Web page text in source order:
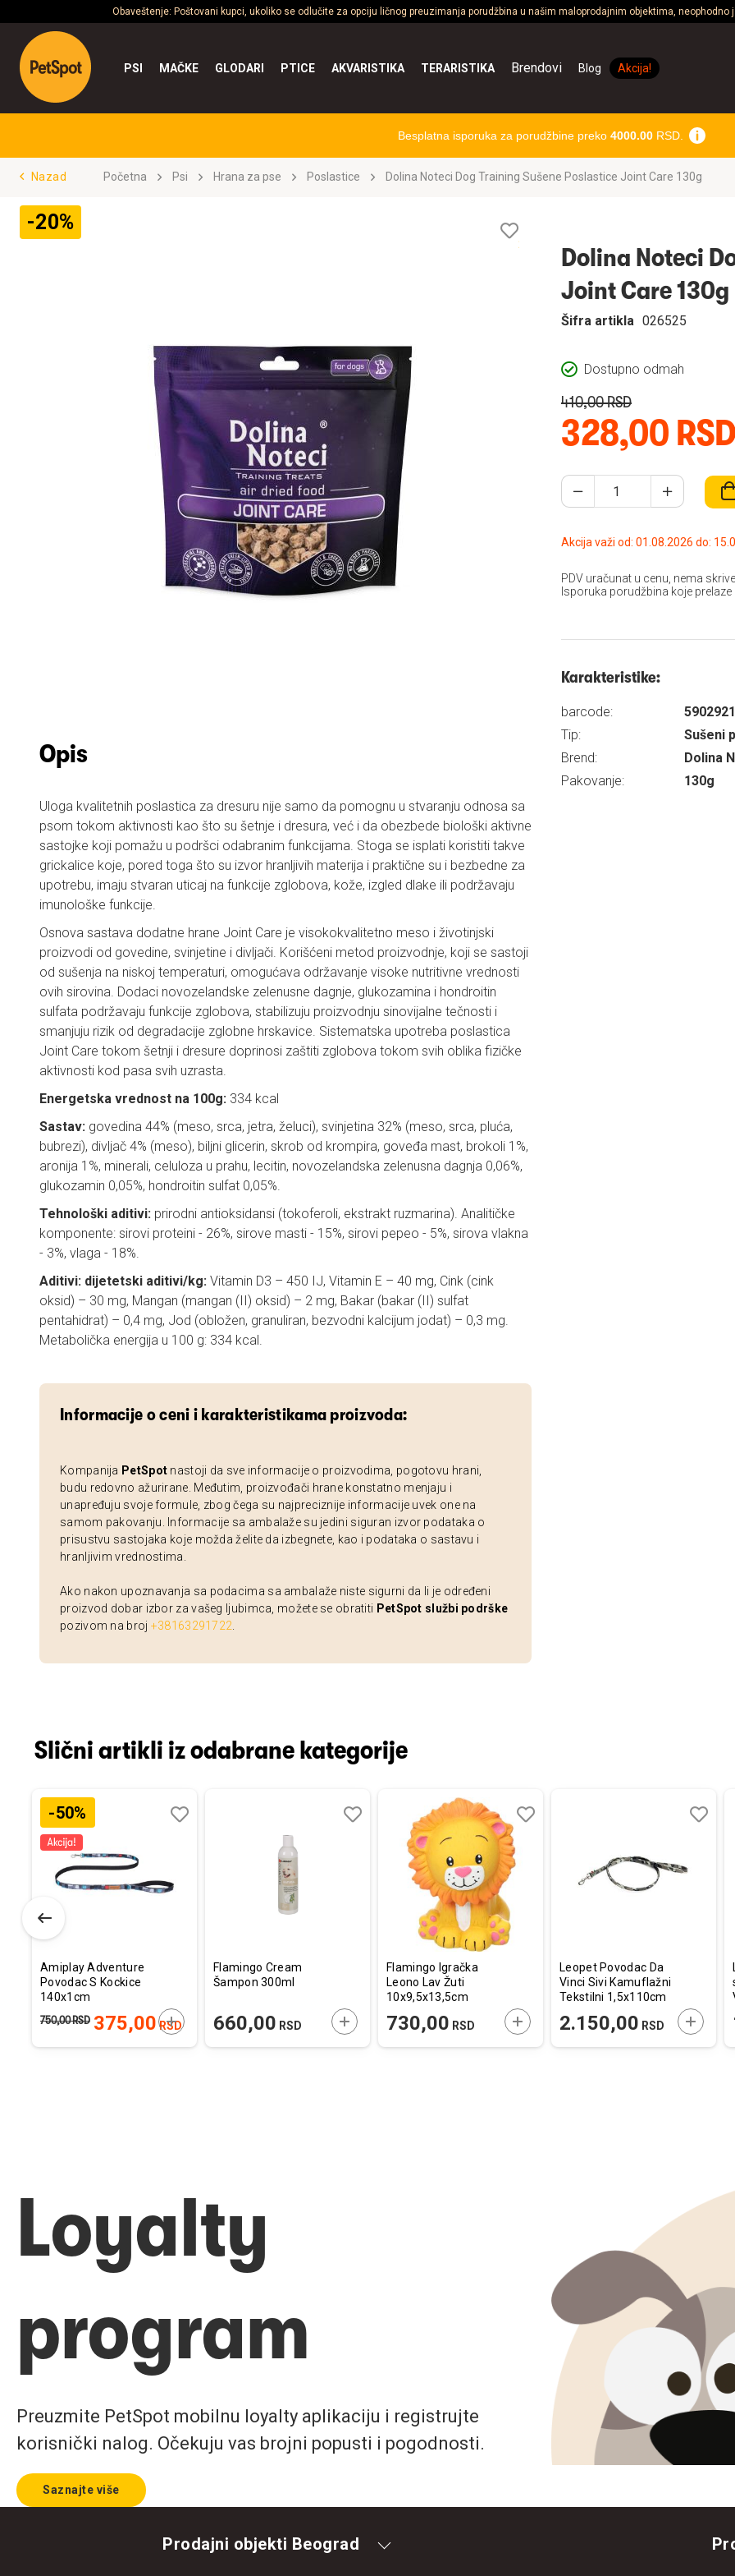
Obaveštenje: Poštovani kupci, ukoliko se odlučite za opciju ličnog preuzimanja porudžbina u našim maloprodajnim objektima,
PSI MAČKE GLODARI PTICE AKVARISTIKA TERARISTIKA Brendovi Blog Akcija!
Besplatna isporuka za porudžbine preko 4000.00RSD.
Nazad Početna Psi Hrana za pse Poslastice Dolina Noteci Dog Training Sušene Poslastice Joint Care 130g
-20%
Opis
Uloga kvalitetnih poslastica za dresuru nije samo da pomognu u stvaranju odnosa sa
psom tokom aktivnosti kao što su šetnje i dresura, već i da obezbede biološki aktivne
sastojke koji pomažu u podršci odabranim funkcijama. Stoga se isplati koristiti takve
grickalice koje, pored toga što su izvor hranljivih materija i praktične su i bezbedne za
upotrebu, imaju stvaran uticaj na funkcije zglobova, kože, izgled dlake ili podržavaju
imunološke funkcije.
Osnova sastava dodatne hrane Joint Care je visokokvalitetno meso i životinjski
proizvodi od govedine, svinjetine i divljači. Korišćeni metod proizvodnje, koji se sastoji
od sušenja na niskoj temperaturi, omogućava održavanje visoke nutritivne vrednosti
ovih sirovina. Dodaci novozelandske zelenusne dagnje, glukozamina i hondroitin
sulfata podržavaju funkcije zglobova, stabilizuju proizvodnju sinovijalne tečnosti i
smanjuju rizik od degradacije zglobne hrskavice. Sistematska upotreba poslastica
Joint Care tokom šetnji i dresure doprinosi zaštiti zglobova tokom svih oblika fizičke
aktivnosti kod pasa svih uzrasta.
Energetska vrednost na 100g: 334 kcal
Sastav: govedina 44% (meso, srca, jetra, želuci), svinjetina 32% (meso, srca, pluća,
bubrezi), divljač 4% (meso), biljni glicerin, skrob od krompira, goveđa mast, brokoli 1%,
aronija 1%, minerali, celuloza u prahu, lecitin, novozelandska zelenusna dagnja 0,06%,
glukozamin 0,05%, hondroitin sulfat 0,05%.
Tehnološki aditivi: prirodni antioksidansi (tokoferoli, ekstrakt ruzmarina). Analitičke
komponente: sirovi proteini - 26%, sirove masti - 15%, sirovi pepeo - 5%, sirova vlakna
- 3%, vlaga - 18%.
Aditivi: dijetetski aditivi/kg: Vitamin D3 – 450 IJ, Vitamin E – 40 mg, Cink (cink
oksid) – 30 mg, Mangan (mangan (II) oksid) – 2 mg, Bakar (bakar (II) sulfat
pentahidrat) – 0,4 mg, Jod (obložen, granuliran, bezvodni kalcijum jodat) – 0,3 mg.
Metabolička energija u 100 g: 334 kcal.
Informacije o ceni i karakteristikama proizvoda:
Kompanija PetSpot nastoji da sve informacije o proizvodima, pogotovu hrani,
budu redovno ažurirane. Međutim, proizvođači hrane konstatno menjaju i
unapređuju svoje formule, zbog čega su najpreciznije informacije uvek one na
samom pakovanju. Informacije sa ambalaže su jedini siguran izvor podataka o
prisustvu sastojaka koje možda želite da izbegnete, kao i podataka o sastavu i
hranljivim vrednostima.
Ako nakon upoznavanja sa podacima sa ambalaže niste sigurni da li je određeni
proizvod dobar izbor za vašeg ljubimca, možete se obratiti PetSpot službi podrške
pozivom na broj +38163291722
želja
Dolina Noteci
Joint Care 130g
Dostupno odmah
Šifra artikla 026525
328,00 RSD
410,00 RSD
Akcija važi od:
PDV uračunat u cenu, nema
Isporuka porudžbina koje
Karakteristike:
barcode:
Tip:
Sušeni
Brend:
Dolina
Pakovanje:
130g
Slični artikli iz odabrane kategorije
U KORPU
-50%
Amiplay Adventure
Povodac S Kockice
140x1cm
375,00RSD
750,00RSD DODAJTE U KORPU
Flamingo Cream
Šampon 300ml
660,00 RSD DODAJTE U KORPU
Flamingo Igračka
Leono Lav Žuti
10x9,5x13,5cm
730,00 RSD DODAJTE U KORPU
Leopet Povodac Da
Vinci Sivi Kamuflažni
Tekstilni 1,5x110cm
2.150,00 RSD
Loyalty
program
Preuzmite PetSpot mobilnu loyalty aplikaciju i registrujte
korisnički nalog. Očekuju vas brojni popusti i pogodnosti.
Saznajte više
Prodajni objekti Beograd